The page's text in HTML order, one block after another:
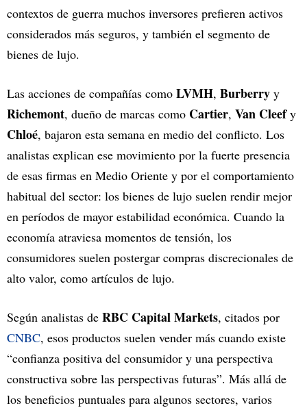
contextos de guerra muchos inversores prefieren activos
considerados más seguros, y también el segmento de
bienes de lujo.
Las acciones de compañías como LVMH, Burberry y
Richemont, dueño de marcas como Cartier, Van Cleefy
Chloé, bajaron esta semana en medio del conflicto. Los
analistas explican ese movimiento por la fuerte presencia
de esas firmas en Medio Oriente y por el comportamiento
habitual del sector: los bienes de lujo suelen rendir mejor
en períodos de mayor estabilidad económica. Cuando la
economía atraviesa momentos de tensión, los
consumidores suelen postergar compras discrecionales de
alto valor, como artículos de lujo.
Según analistas de RBC Capital Markets, citados por
CNBC, esos productos suelen vender más cuando existe
“confianza positiva del consumidor y una perspectiva
constructiva sobre las perspectivas futuras”. Más allá de
los beneficios puntuales para algunos sectores, varios